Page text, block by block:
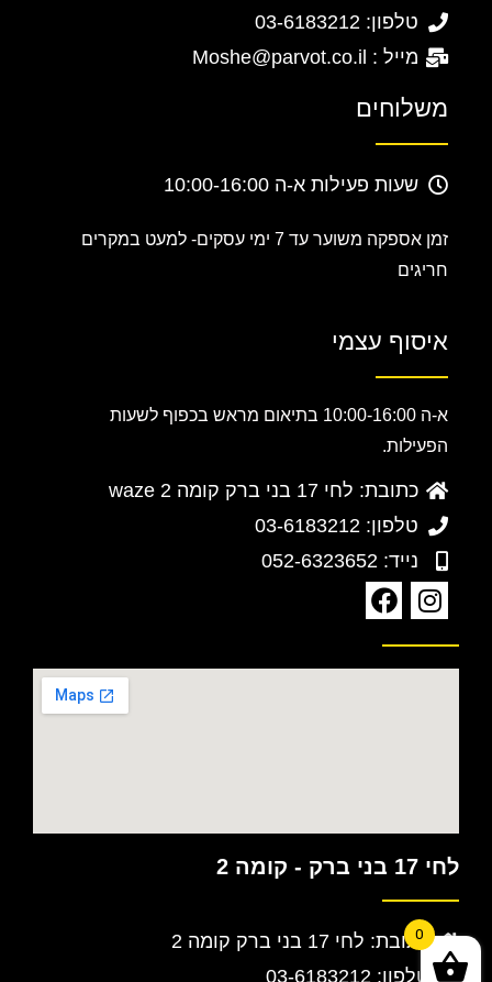
טלפון: 03-6183212
מייל : Moshe@parvot.co.il
משלוחים
שעות פעילות א-ה 10:00-16:00
זמן אספקה משוער עד 7 ימי עסקים-
למעט במקרים
חריגים
איסוף עצמי
א-ה 10:00-16:00 בתיאום מראש בכפוף לשעות
הפעילות.
כתובת: לחי 17 בני ברק קומה 2 waze
טלפון: 03-6183212
נייד: 052-6323652
לחי 17 בני ברק - קומה 2
כתובת: לחי 17 בני ברק קומה 2
טלפון: 03-6183212
0